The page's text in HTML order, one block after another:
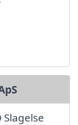
Slagelse